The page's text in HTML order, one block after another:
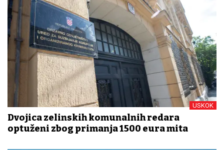
USKOK
Dvojica zelinskih komunalnih redara
optuženi zbog primanja 1500 eura mita